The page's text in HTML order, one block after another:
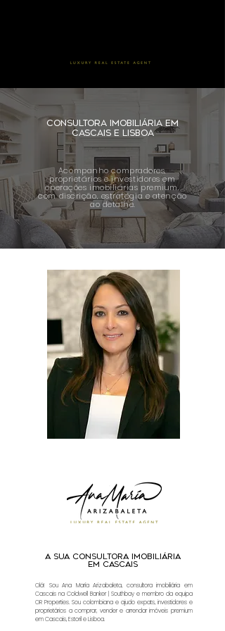
CONSULTORA IMOBILIÁRIA EM
CASCAIS E LISBOA
Acompanho compradores,
proprietários e investidores em
operações imobiliárias premium,
com discrição, estratégia e atenção
ao detalhe.
A sua consultora imobiliária
em Cascais
Olá! Sou Ana María Arizabaleta, consultora imobiliária em
Cascais na Coldwell Banker | Southbay e membro da equipa
OR Properties. Sou colombiana e ajudo expats, investidores e
proprietários a comprar, vender e arrendar imóveis premium
em Cascais, Estoril e Lisboa.